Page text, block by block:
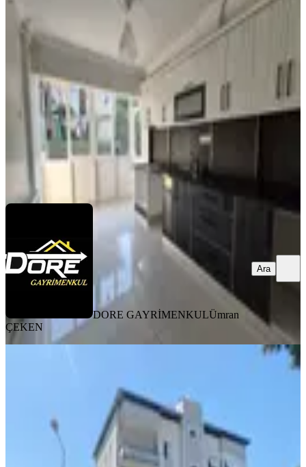
Girne Mahallesi Doğalgazlı 2+1
Kiralık Daire
Efeler, Girne Mahallesi
·1. Kat·
25.000 ₺
DORE GAYRİMENKULÜmran ÇEKEN
DORE GAYRİMENKULÜmran
ÇEKEN
Ara
Mutfaklı, Geniş Ve Ferah
Efeler, Girne Mahallesi
2+1·90 m² 1. Kat 05.08.2026